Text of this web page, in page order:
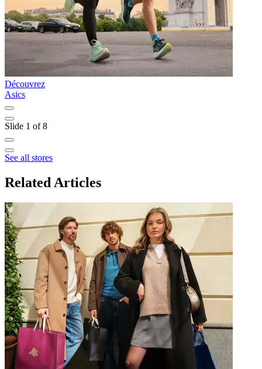
Découvrez
Asics
Slide 1 of 8
See all stores
Related Articles